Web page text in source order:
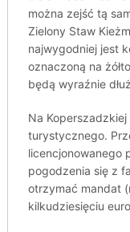
można zejść tą
Zielony Staw
najwygodniej jest
oznaczoną na
będą wyraźnie
Na
turystycznego.
licencjonowanego
pogodzenia się z
otrzymać mandat
kilkudziesięciu